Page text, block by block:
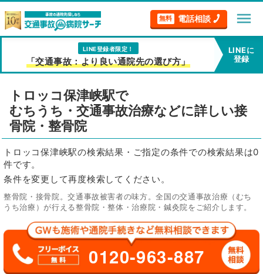
無料 電話相談 menu
LINE登録者限定！
「交通事故：より良い通院先の選び方」
LINEに
登録
トロッコ保津峡駅で
むちうち・交通事故治療などに詳しい接
骨院・整骨院
トロッコ保津峡駅の検索結果・ご指定の条件での検索結果は0
件です。
条件を変更して再度検索してください。
整骨院・接骨院。交通事故被害者の味方。全国の交通事故治療（むち
うち治療）が行える整骨院・整体・治療院・鍼灸院をご紹介します。
0120-963-887